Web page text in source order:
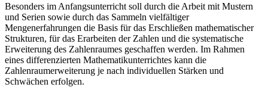
Besonders im Anfangsunterricht soll durch die Arbeit mit Mustern
und Serien sowie durch das Sammeln vielfältiger
Mengenerfahrungen die Basis für das Erschließen mathematischer
Strukturen, für das Erarbeiten der Zahlen und die systematische
Erweiterung des Zahlenraumes geschaffen werden. Im Rahmen
eines differenzierten Mathematikunterrichtes kann die
Zahlenraumerweiterung je nach individuellen Stärken und
Schwächen erfolgen.